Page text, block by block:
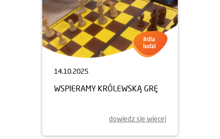
14.10.2025
WSPIERAMY KRÓLEWSKĄ GRĘ
dowiedz się więcej